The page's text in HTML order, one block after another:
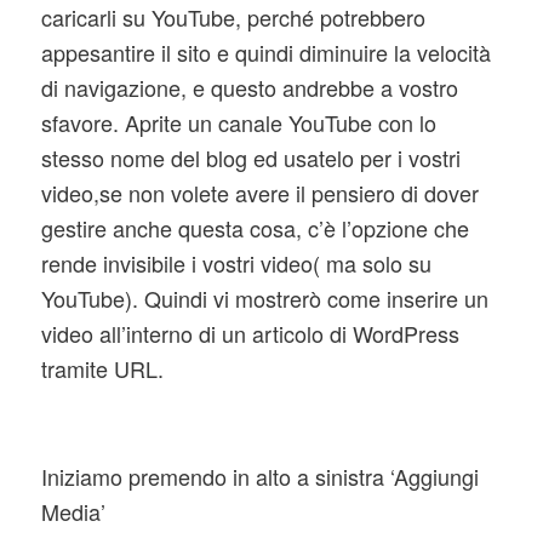
caricarli su YouTube, perché potrebbero
appesantire il sito e quindi diminuire la velocità
di navigazione, e questo andrebbe a vostro
sfavore. Aprite un canale YouTube con lo
stesso nome del blog ed usatelo per i vostri
video,se non volete avere il pensiero di dover
gestire anche questa cosa, c’è l’opzione che
rende invisibile i vostri video( ma solo su
YouTube). Quindi vi mostrerò come inserire un
video all’interno di un articolo di WordPress
tramite URL.
Iniziamo premendo in alto a sinistra ‘Aggiungi
Media’